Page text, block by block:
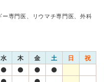
専門医、リウマチ専門医、外科
水 木 金 土 日 祝